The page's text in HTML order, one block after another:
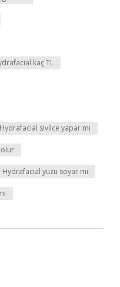
kaç TL
Hydrafacial sivilce yapar mı
olur
Hydrafacial yüzü soyar mı